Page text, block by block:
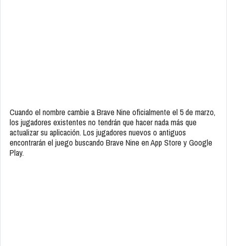
Cuando el nombre cambie a Brave Nine oficialmente el 5 de marzo,
los jugadores existentes no tendrán que hacer nada más que
actualizar su aplicación. Los jugadores nuevos o antiguos
encontrarán el juego buscando Brave Nine en App Store y Google
Play.